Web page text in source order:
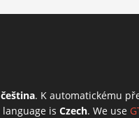
čeština. K automatickému
is Czech. We use